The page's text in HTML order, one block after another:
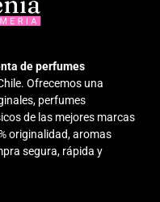
de perfumes
Ofrecemos una
perfumes
de las mejores marcas
originalidad, aromas
segura, rápida y